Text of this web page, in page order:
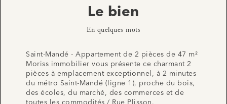
Le bien
En quelques mots
Saint-Mandé - Appartement de 2 pièces de 47 m²
Moriss immobilier vous présente ce charmant 2
pièces à emplacement exceptionnel, à 2 minutes
du métro Saint-Mandé (ligne 1), proche du bois,
des écoles, du marché, des commerces et de
toutes les commodités / Rue Plisson.